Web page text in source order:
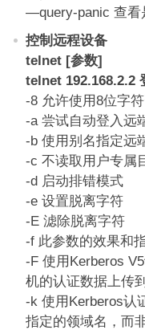
—query-panic 查看
控制远程设备
telnet [参数]
telnet 192.168.2.2
-8 允许使用8位字
-a 尝试自动登入远
-b 使用别名指定远
-c 不读取用户专属
-d 启动排错模式
-e 设置脱离字符
-E 滤除脱离字符
-f 此参数的效果和
-F 使用Kerberos
机的认证数据上传
-k 使用Kerberos认
指定的领域名，而